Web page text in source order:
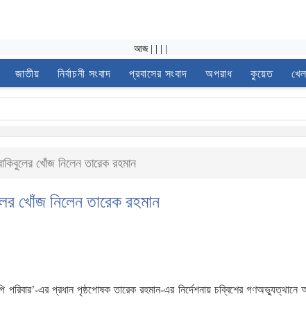
আজ
জাতীয় নির্বাচনী সংবাদ প্রবাসের সংবাদ অপরাধ কুয়েত
খোঁজ নিলেন তারেক রহমান
খোঁজ নিলেন তারেক রহমান
পরিবার’-এর প্রধান পৃষ্ঠপোষক তারেক রহমান-এর নির্দেশনায় চব্বিশের